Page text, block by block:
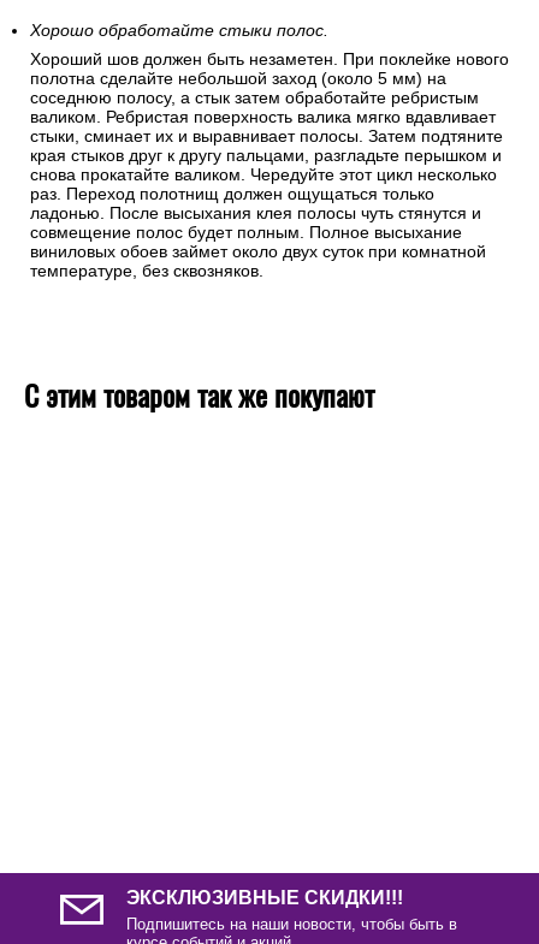
Хорошо обработайте стыки полос.
Хороший шов должен быть незаметен. При поклейке нового
полотна сделайте небольшой заход (около 5 мм) на
соседнюю полосу, а стык затем обработайте ребристым
валиком. Ребристая поверхность валика мягко вдавливает
стыки, сминает их и выравнивает полосы. Затем подтяните
края стыков друг к другу пальцами, разгладьте перышком и
снова прокатайте валиком. Чередуйте этот цикл несколько
раз. Переход полотнищ должен ощущаться только
ладонью. После высыхания клея полосы чуть стянутся и
совмещение полос будет полным. Полное высыхание
виниловых обоев займет около двух суток при комнатной
температуре, без сквозняков.
С этим товаром так же покупают
ЭКСКЛЮЗИВНЫЕ СКИДКИ!!!
Подпишитесь на наши новости, чтобы быть в